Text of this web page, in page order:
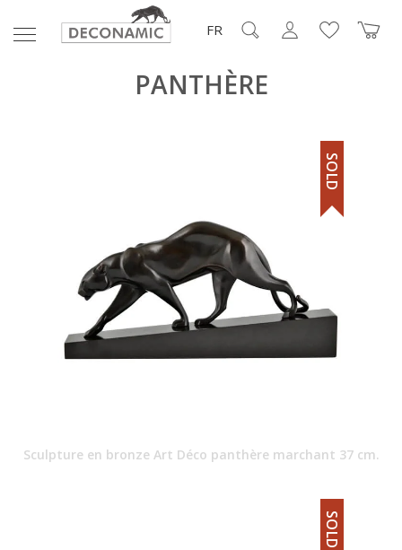
FR
PANTHÈRE
Sculpture en bronze Art Déco panthère marchant 37 cm.
SOLD
SOLD